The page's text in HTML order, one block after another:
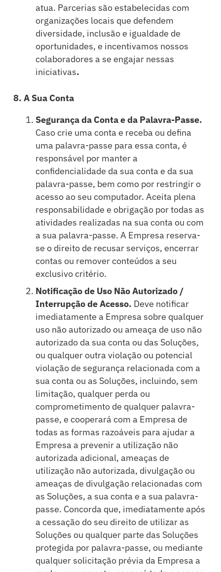
atua. Parcerias são estabelecidas com
organizações locais que defendem
diversidade, inclusão e igualdade de
oportunidades, e incentivamos nossos
colaboradores a se engajar nessas
iniciativas.
8. A Sua Conta
Segurança da Conta e da Palavra-Passe.
Caso crie uma conta e receba ou defina
uma palavra-passe para essa conta, é
responsável por manter a
confidencialidade da sua conta e da sua
palavra-passe, bem como por restringir o
acesso ao seu computador. Aceita plena
responsabilidade e obrigação por todas as
atividades realizadas na sua conta ou com
a sua palavra-passe. A Empresa reserva-
se o direito de recusar serviços, encerrar
contas ou remover conteúdos a seu
exclusivo critério.
Notificação de Uso Não Autorizado /
Interrupção de Acesso. Deve notificar
imediatamente a Empresa sobre qualquer
uso não autorizado ou ameaça de uso não
autorizado da sua conta ou das Soluções,
ou qualquer outra violação ou potencial
violação de segurança relacionada com a
sua conta ou as Soluções, incluindo, sem
limitação, qualquer perda ou
comprometimento de qualquer palavra-
passe, e cooperará com a Empresa de
todas as formas razoáveis para ajudar a
Empresa a prevenir a utilização não
autorizada adicional, ameaças de
utilização não autorizada, divulgação ou
ameaças de divulgação relacionadas com
as Soluções, a sua conta e a sua palavra-
passe. Concorda que, imediatamente após
a cessação do seu direito de utilizar as
Soluções ou qualquer parte das Soluções
protegida por palavra-passe, ou mediante
qualquer solicitação prévia da Empresa a